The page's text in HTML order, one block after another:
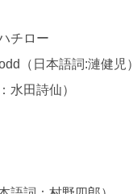
チロー
（日本語詞:漣健児）
田詩仙）